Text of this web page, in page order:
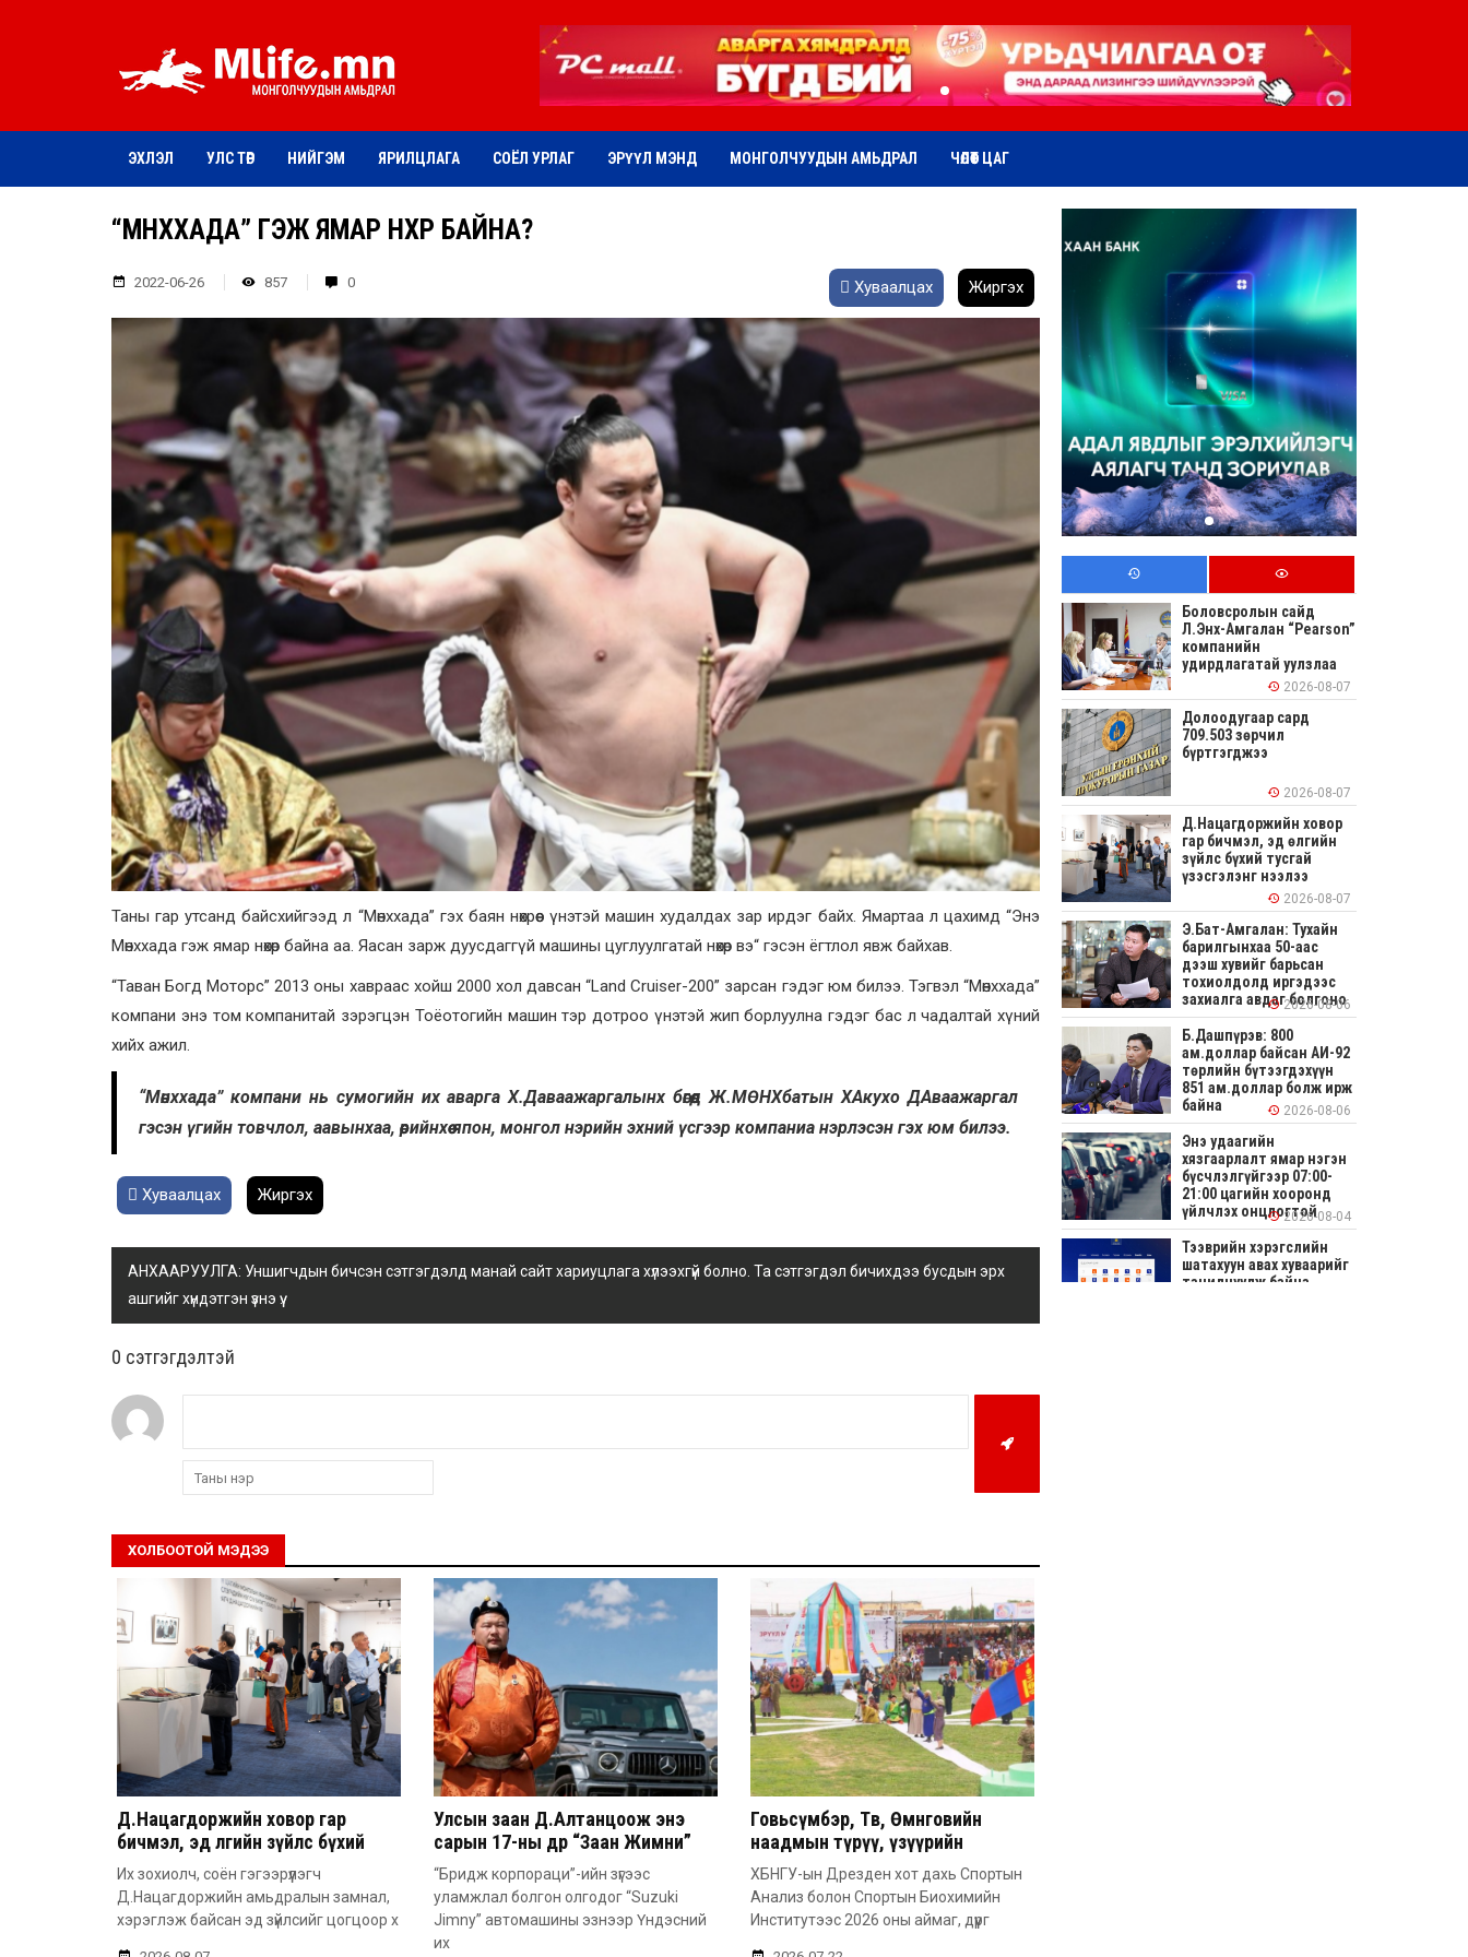
ЭХЛЭЛ УЛС ТӨР НИЙГЭМ ЯРИЛЦЛАГА СОЁЛ УРЛАГ ЭРҮҮЛ МЭНД МОНГОЛЧУУДЫН АМЬДРАЛ ЧӨЛӨӨТ ЦАГ
“МӨНХХАДА” ГЭЖ ЯМАР НӨХӨР БАЙНА?
2022-06-26 857 0 Хуваалцах Жиргэх
Таны гар утсанд байсхийгээд л “Мөнххада” гэх баян нөхрөөс үнэтэй машин худалдах зар ирдэг байх. Ямартаа л цахимд “Энэ
Мөнххада гэж ямар нөхөр байна аа. Яасан зарж дуусдаггүй машины цуглуулгатай нөхөр вэ“ гэсэн ёгтлол явж байхав.
“Таван Богд Моторс” 2013 оны хавраас хойш 2000 хол давсан “Land Cruiser-200” зарсан гэдэг юм билээ. Тэгвэл “Мөнххада”
компани энэ том компанитай зэрэгцэн Тоёотогийн машин тэр дотроо үнэтэй жип борлуулна гэдэг бас л чадалтай хүний
хийх ажил.
“Мөнххада” компани нь сумогийн их аварга Х.Даваажаргалынх бөгөөд Ж.МӨНХбатын ХАкухо ДАваажаргал
гэсэн үгийн товчлол, аавынхаа, өөрийнхөө япон, монгол нэрийн эхний үсгээр компаниа нэрлэсэн гэх юм билээ.
Хуваалцах Жиргэх
АНХААРУУЛГА: Уншигчдын бичсэн сэтгэгдэлд манай сайт хариуцлага хүлээхгүй болно. Та сэтгэгдэл бичихдээ бусдын эрх
ашгийг хүндэтгэн үзнэ үү.
0 cэтгэгдэлтэй
ХОЛБООТОЙ МЭДЭЭ
Д.Нацагдоржийн ховор гар
бичмэл, эд өлгийн зүйлс бүхий
тусгай үзэсгэлэнг нээлээ
Их зохиолч, соён гэгээрүүлэгч
Д.Нацагдоржийн амьдралын замнал,
хэрэглэж байсан эд зүйлсийг цогцоор х
Улсын заан Д.Алтанцоож энэ
сарын 17-ны өдөр “Заан Жимни”
автомашинаа гардан авна
“Бридж корпораци”-ийн зүгээс
уламжлал болгон олгодог “Suzuki
Jimny” автомашины эзнээр Үндэсний
их
Говьсүмбэр, Төв, Өмнөговийн
наадмын түрүү, үзүүрийн
бөхчүүдээс допинг илэрчээ
ХБНГУ-ын Дрезден хот дахь Спортын
Анализ болон Спортын Биохимийн
Институтээс 2026 оны аймаг, дүүрг
Боловсролын сайд
Л.Энх-Амгалан “Pearson”
компанийн
удирдлагатай уулзлаа
2026-08-07
Долоодугаар сард
709.503 зөрчил
бүртгэгджээ
2026-08-07
Д.Нацагдоржийн ховор
гар бичмэл, эд өлгийн
зүйлс бүхий тусгай
үзэсгэлэнг нээлээ
2026-08-07
Э.Бат-Амгалан: Тухайн
барилгынхаа 50-аас
дээш хувийг барьсан
тохиолдолд иргэдээс
захиалга авдаг болгоно
2026-08-06
Б.Дашпүрэв: 800
ам.доллар байсан АИ-92
төрлийн бүтээгдэхүүн
851 ам.доллар болж ирж
байна
2026-08-06
Энэ удаагийн
хязгаарлалт ямар нэгэн
бүсчлэлгүйгээр 07:00-
21:00 цагийн хооронд
үйлчлэх онцлогтой2026-08-04
Тээврийн хэрэгслийн
шатахуун авах хуваарийг
танилцуулж байна